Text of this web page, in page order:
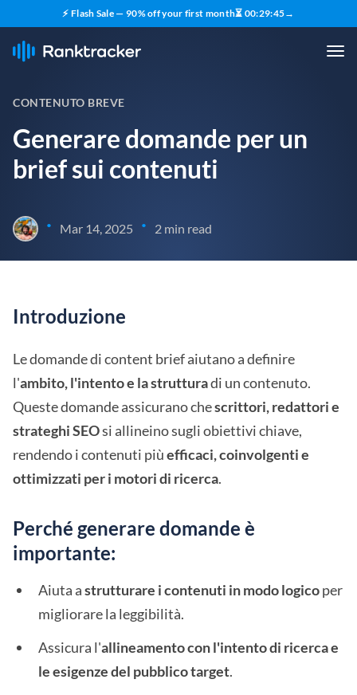
⚡ Flash Sale — 90% off your first month⏳ 00:29:45→
CONTENUTO BREVE
Generare domande per un
brief sui contenuti
• Mar 14, 2025 • 2 min read
Introduzione
Le domande di content brief aiutano a definire
l'ambito, l'intento e la strutturadi un contenuto.
Queste domande assicurano chescrittori, redattori e
strateghi SEOsi allineino sugli obiettivi chiave,
rendendo i contenuti piùefficaci, coinvolgenti e
ottimizzati per i motori di ricerca.
Perché generare domande è
importante:
Aiuta astrutturare i contenuti in modo logicoper
migliorare la leggibilità.
Assicura l'allineamento con l'intento di ricerca e
le esigenze del pubblico target.